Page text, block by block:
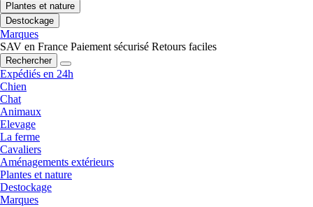
Plantes et nature
Destockage
Marques
SAV en France Paiement sécurisé Retours faciles
Rechercher
Expédiés en 24h
Chien
Chat
Animaux
Elevage
La ferme
Cavaliers
Aménagements extérieurs
Plantes et nature
Destockage
Marques